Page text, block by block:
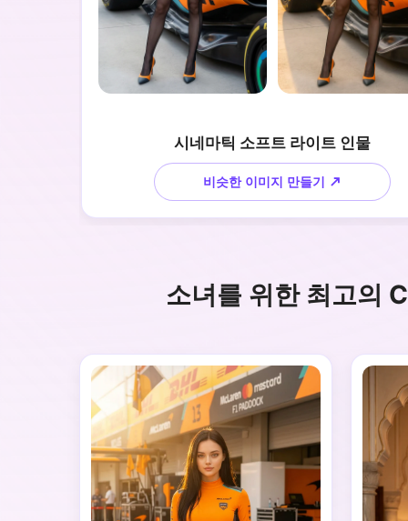
시네마틱 소프트 라이트 인물
비슷한 이미지 만들기 ↗
소녀를 위한 최고의